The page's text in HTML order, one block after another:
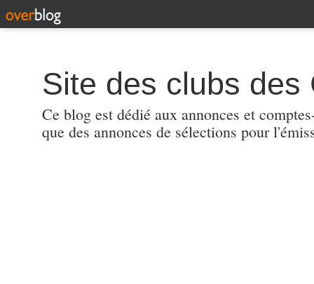
Site des clubs
Ce blog est dédié aux annonces et
que des annonces de sélections pour